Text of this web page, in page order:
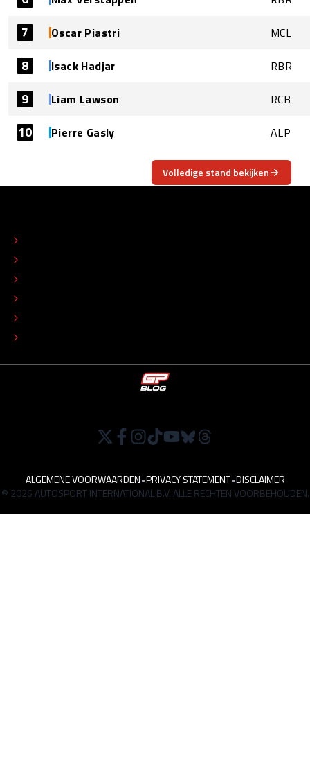
7 Oscar Piastri MCL
8 Isack Hadjar RBR
9 Liam Lawson RCB
10 Pierre Gasly ALP
Volledige stand bekijken
ALGEMENE VOORWAARDEN•PRIVACY STATEMENT•DISCLAIMER
© 2026 AUTOSPORT INTERNATIONAL B.V. ALLE RECHTEN VOORBEHOUDEN.